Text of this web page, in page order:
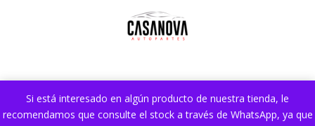
Si está interesado en algún producto de nuestra tienda, le
recomendamos que consulte el stock a través de WhatsApp, ya que
Sitio web desarrollado porLumocai.com. Mejorado y
Optimizado porDA SEO Ecuador